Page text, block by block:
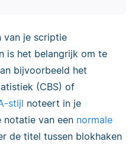
van je scriptie
is het belangrijk om te
bijvoorbeeld het
(CBS) of
stijl noteert in je
notatie van een normale
de titel tussen blokhaken